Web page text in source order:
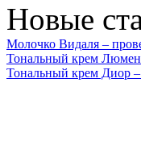
Новые
Молочко Видаля –
Тональный крем
Тональный крем Диор